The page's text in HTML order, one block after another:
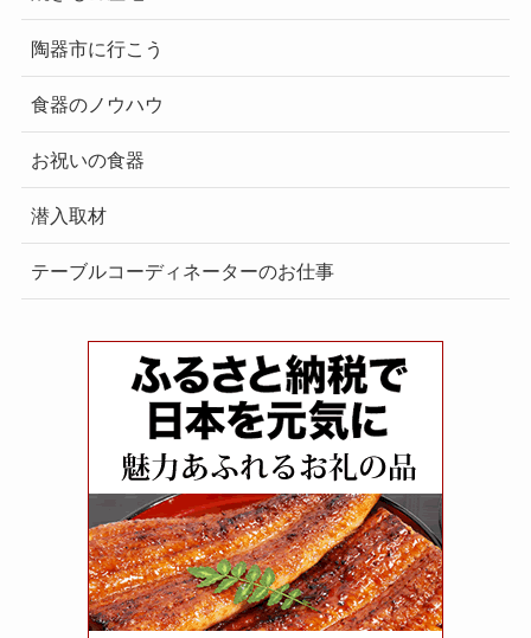
陶器市に行こう
食器のノウハウ
お祝いの食器
潜入取材
テーブルコーディネーターのお仕事